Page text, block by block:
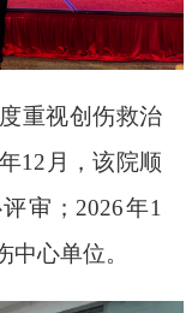
重视创伤救治
年12 月，该院顺
审； 2026年1
心单位。